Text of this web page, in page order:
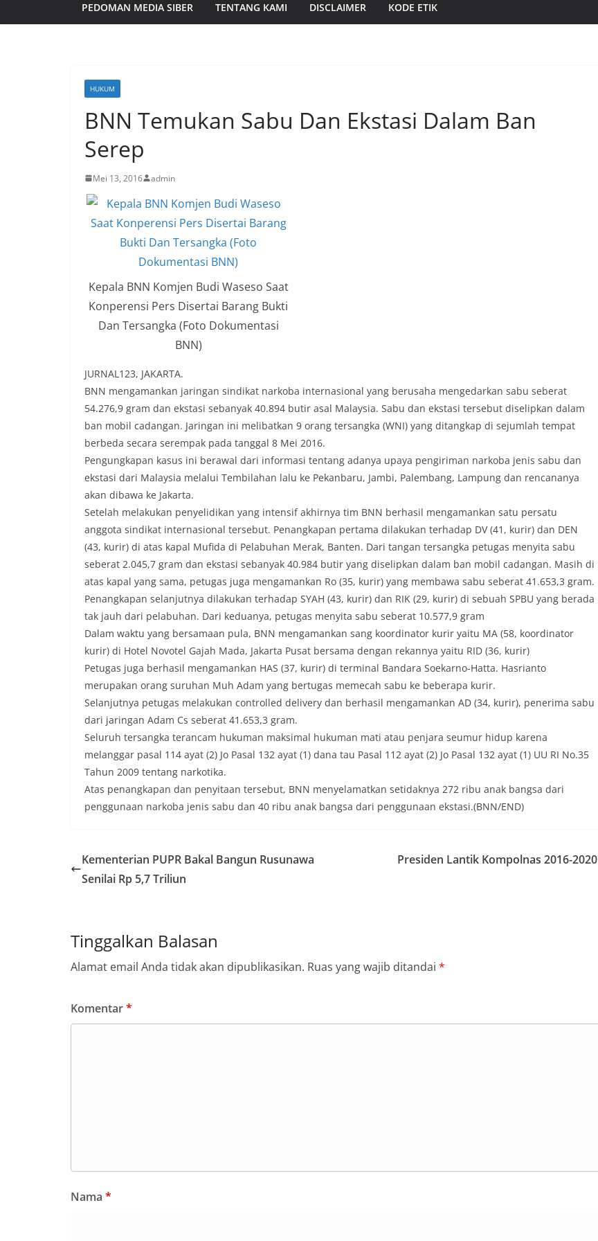
PEDOMAN MEDIA SIBER TENTANG KAMI DISCLAIMER KODE ETIK
HUKUM
BNN Temukan Sabu Dan Ekstasi Dalam Ban
Serep
Mei 13, 2016 admin
Kepala BNN Komjen Budi Waseso Saat
Konperensi Pers Disertai Barang Bukti
Dan Tersangka (Foto Dokumentasi
BNN)
JURNAL123, JAKARTA.
BNN mengamankan jaringan sindikat narkoba internasional yang berusaha mengedarkan sabu seberat
54.276,9 gram dan ekstasi sebanyak 40.894 butir asal Malaysia. Sabu dan ekstasi tersebut diselipkan dalam
ban mobil cadangan. Jaringan ini melibatkan 9 orang tersangka (WNI) yang ditangkap di sejumlah tempat
berbeda secara serempak pada tanggal 8 Mei 2016.
Pengungkapan kasus ini berawal dari informasi tentang adanya upaya pengiriman narkoba jenis sabu dan
ekstasi dari Malaysia melalui Tembilahan lalu ke Pekanbaru, Jambi, Palembang, Lampung dan rencananya
akan dibawa ke Jakarta.
Setelah melakukan penyelidikan yang intensif akhirnya tim BNN berhasil mengamankan satu persatu
anggota sindikat internasional tersebut. Penangkapan pertama dilakukan terhadap DV (41, kurir) dan DEN
(43, kurir) di atas kapal Mufida di Pelabuhan Merak, Banten. Dari tangan tersangka petugas menyita sabu
seberat 2.045,7 gram dan ekstasi sebanyak 40.984 butir yang diselipkan dalam ban mobil cadangan. Masih di
atas kapal yang sama, petugas juga mengamankan Ro (35, kurir) yang membawa sabu seberat 41.653,3 gram.
Penangkapan selanjutnya dilakukan terhadap SYAH (43, kurir) dan RIK (29, kurir) di sebuah SPBU yang berada
tak jauh dari pelabuhan. Dari keduanya, petugas menyita sabu seberat 10.577,9 gram
Dalam waktu yang bersamaan pula, BNN mengamankan sang koordinator kurir yaitu MA (58, koordinator
kurir) di Hotel Novotel Gajah Mada, Jakarta Pusat bersama dengan rekannya yaitu RID (36, kurir)
Petugas juga berhasil mengamankan HAS (37, kurir) di terminal Bandara Soekarno-Hatta. Hasrianto
merupakan orang suruhan Muh Adam yang bertugas memecah sabu ke beberapa kurir.
Selanjutnya petugas melakukan controlled delivery dan berhasil mengamankan AD (34, kurir), penerima sabu
dari jaringan Adam Cs seberat 41.653,3 gram.
Seluruh tersangka terancam hukuman maksimal hukuman mati atau penjara seumur hidup karena
melanggar pasal 114 ayat (2) Jo Pasal 132 ayat (1) dana tau Pasal 112 ayat (2) Jo Pasal 132 ayat (1) UU RI No.35
Tahun 2009 tentang narkotika.
Atas penangkapan dan penyitaan tersebut, BNN menyelamatkan setidaknya 272 ribu anak bangsa dari
penggunaan narkoba jenis sabu dan 40 ribu anak bangsa dari penggunaan ekstasi.(BNN/END)
Kementerian PUPR Bakal Bangun Rusunawa
Senilai Rp 5,7 Triliun
Presiden Lantik Kompolnas 2016-2020
Tinggalkan Balasan
Alamat email Anda tidak akan dipublikasikan. Ruas yang wajib ditandai *
Komentar*
Nama *